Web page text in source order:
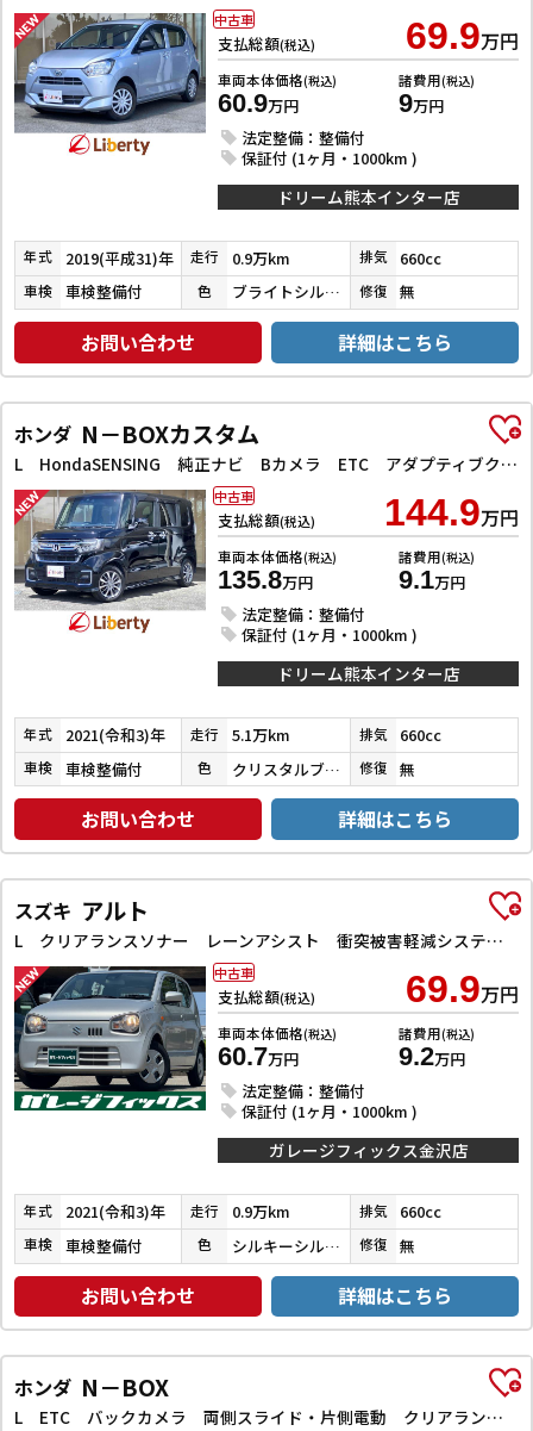
支払総額(税込) 69.9万円
車両本体価格(税込)
60.9万円
諸費用(税込)
9万円
法定整備：整備付
保証付 (1ヶ月・1000km )
中古車
ドリーム熊本インター店
年式 2019(平成31)年 走行 0.9万km 排気 660cc
車検 車検整備付 色 ブライトシルバーメタリック 修復 無
お問い合わせ 詳細はこちら
ホンダ N－BOXカスタム
L HondaSENSING 純正ナビ Bカメラ ETC アダプティブクルーズコントロール 左パワースライドドア 前席シートヒーター LEDヘッドライト フォグライト スマートキー プッシュスタート
支払総額(税込) 144.9万円
車両本体価格(税込)
135.8万円
諸費用(税込)
9.1万円
法定整備：整備付
保証付 (1ヶ月・1000km )
中古車
ドリーム熊本インター店
年式 2021(令和3)年 走行 5.1万km 排気 660cc
車検 車検整備付 色 クリスタルブラックパール 修復 無
お問い合わせ 詳細はこちら
スズキ アルト
L クリアランスソナー レーンアシスト 衝突被害軽減システム オートライト キーレスエントリー アイドリングストップ 電動格納ミラー シートヒーター CVT 盗難防止システム ABS ESC CD
支払総額(税込) 69.9万円
車両本体価格(税込)
60.7万円
諸費用(税込)
9.2万円
法定整備：整備付
保証付 (1ヶ月・1000km )
中古車
ガレージフィックス金沢店
年式 2021(令和3)年 走行 0.9万km 排気 660cc
車検 車検整備付 色 シルキーシルバーメタリック 修復 無
お問い合わせ 詳細はこちら
ホンダ N－BOX
L ETC バックカメラ 両側スライド・片側電動 クリアランスソナー オートクルーズコントロール レーンアシスト 衝突被害軽減システム オートライト スマートキー アイドリングストップ 電動格納ミラー